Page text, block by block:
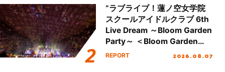
“ラブライブ！蓮ノ空女学院
スクールアイドルクラブ 6th
Live Dream ～Bloom Garden
Party～ ＜Bloom Garden
Party Stage／埼玉公演＞”
REPORT 2026.08.07